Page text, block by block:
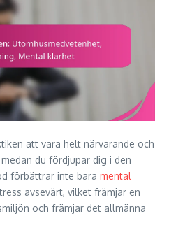
att vara helt närvarande och
du fördjupar dig i den
förbättrar inte bara mental
avsevärt, vilket främjar en
och främjar det allmänna